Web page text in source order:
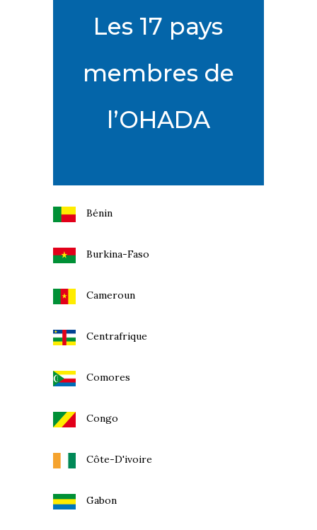
Les 17 pays
membres de
l’OHADA
Bénin
Burkina-Faso
Cameroun
Centrafrique
Comores
Congo
Côte-D'ivoire
Gabon